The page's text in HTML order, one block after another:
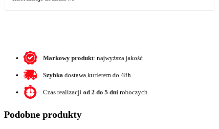
Markowy produkt: najwyższa jakość
Szybka dostawa kurierem do 48h
Czas realizacji od 2 do 5 dni roboczych
Podobne produkty